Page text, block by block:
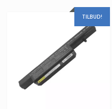
TILBUD!